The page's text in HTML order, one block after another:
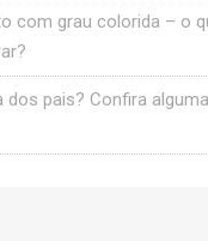
com grau colorida – o
dos pais? Confira